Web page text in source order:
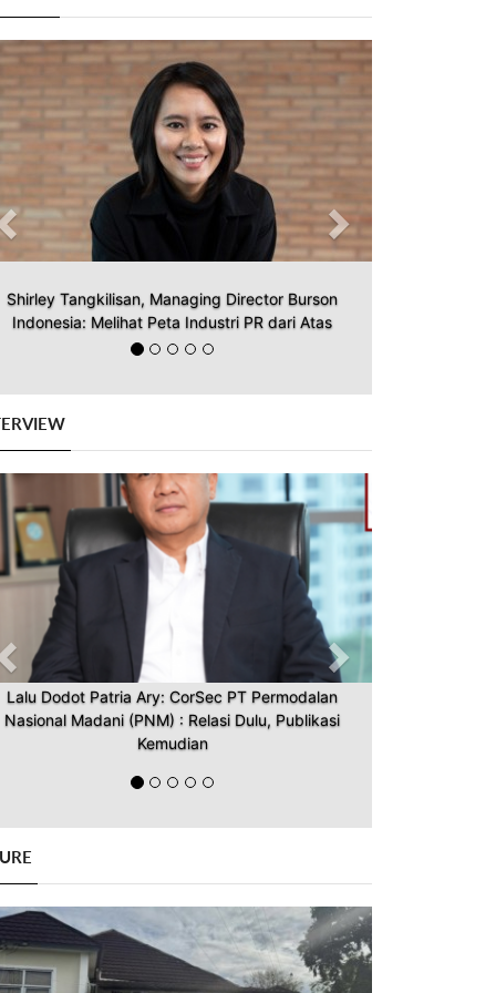
Shirley Tangkilisan, Managing Director Burson
Indonesia: Melihat Peta Industri PR dari Atas
Previous Next
Lalu Dodot Patria Ary: CorSec PT Permodalan
Nasional Madani (PNM) : Relasi Dulu, Publikasi
Kemudian
Previous Next
Previous Next